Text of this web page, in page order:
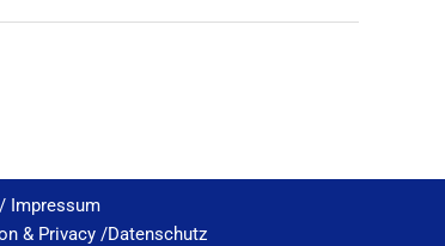
Impressum
& Privacy /Datenschutz